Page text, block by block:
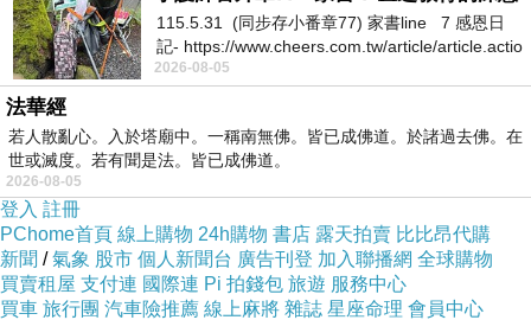
115.5.31 (同步存小番章77) 家書line 7 感恩日
記- https://www.cheers.com.tw/article/article.actio
2026-08-05
法華經
若人散亂心。入於塔廟中。一稱南無佛。皆已成佛道。於諸過去佛。在
世或滅度。若有聞是法。皆已成佛道。
2026-08-05
登入 註冊
PChome首頁 線上購物 24h購物 書店 露天拍賣 比比昂代購
新聞 /氣象 股市 個人新聞台 廣告刊登 加入聯播網 全球購物
買賣租屋 支付連 國際連 Pi 拍錢包 旅遊 服務中心
買車 旅行團 汽車險推薦 線上麻將 雜誌 星座命理 會員中心